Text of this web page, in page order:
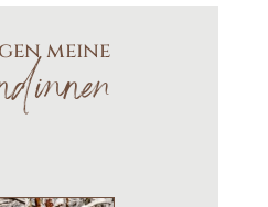
meine